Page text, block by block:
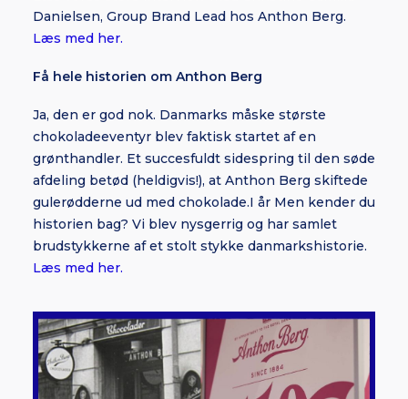
Danielsen, Group Brand Lead hos Anthon Berg.
Læs med her.
Få hele historien om Anthon Berg
Ja, den er god nok. Danmarks måske største
chokoladeeventyr blev faktisk startet af en
grønthandler. Et succesfuldt sidespring til den søde
afdeling betød (heldigvis!), at Anthon Berg skiftede
gulerødderne ud med chokolade.I år Men kender du
historien bag? Vi blev nysgerrig og har samlet
brudstykkerne af et stolt stykke danmarkshistorie.
Læs med her.